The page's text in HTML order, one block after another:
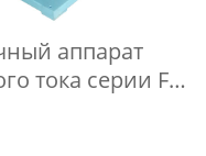
аппарат
тока серии FN